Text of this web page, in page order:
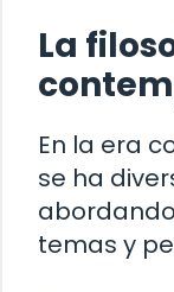
La
En la era
se ha
temas y